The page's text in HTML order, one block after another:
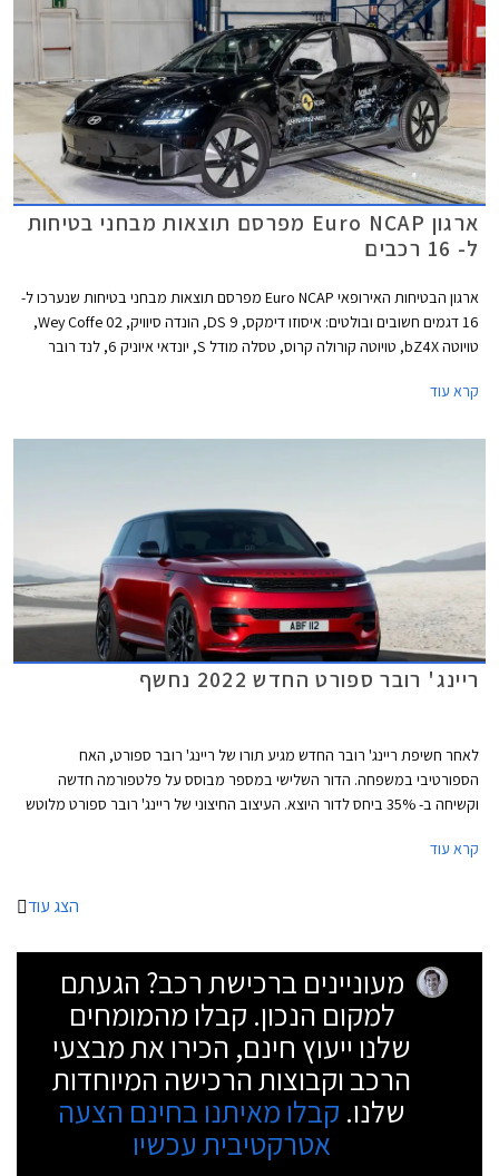
הדיגיטלית.
ארגון Euro NCAP מפרסם תוצאות מבחני בטיחות
ל- 16 רכבים
ארגון הבטיחות האירופאי Euro NCAP מפרסם תוצאות מבחני בטיחות שנערכו ל-
16 דגמים חשובים ובולטים: איסוזו דימקס, DS 9, הונדה סיוויק, Wey Coffe 02,
טויוטה bZ4X, טויוטה קורולה קרוס, טסלה מודל S, יונדאי איוניק 6, לנד רובר
קרא עוד
ריינג' רובר ספורט החדש 2022 נחשף
לאחר חשיפת ריינג' רובר החדש מגיע תורו של ריינג' רובר ספורט, האח
הספורטיבי במשפחה. הדור השלישי במספר מבוסס על פלטפורמה חדשה
וקשיחה ב- 35% ביחס לדור היוצא. העיצוב החיצוני של ריינג' רובר ספורט מלוטש
מרשימה ונקיה. מלפנים ומאחור הותקנו פנסים צרים ופגושים מעוגלים ומעודנים
הקדמיות, ידיות דלתות שקועות, וחלונות צד בהתקנה שטוחה ביחס לקורות הצד.
מותקנת מצלמה עבור המראה המרכזית הדיגיטלית.
קרא עוד
הצג עוד
מעוניינים ברכישת רכב? הגעתם
למקום הנכון. קבלו מהמומחים
שלנו ייעוץ חינם, הכירו את מבצעי
הרכב וקבוצות הרכישה המיוחדות
שלנו. קבלו מאיתנו בחינם הצעה
אטרקטיבית עכשיו